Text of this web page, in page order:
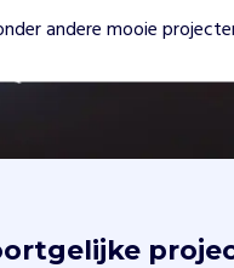
andere mooie